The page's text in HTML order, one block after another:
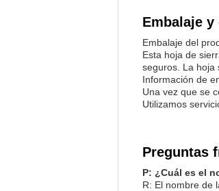
Embalaje y
Embalaje del
Esta hoja de
seguros. La hoja
Información de
Una vez que se
Utilizamos
Preguntas
P: ¿Cuál es el
R: El nombre de